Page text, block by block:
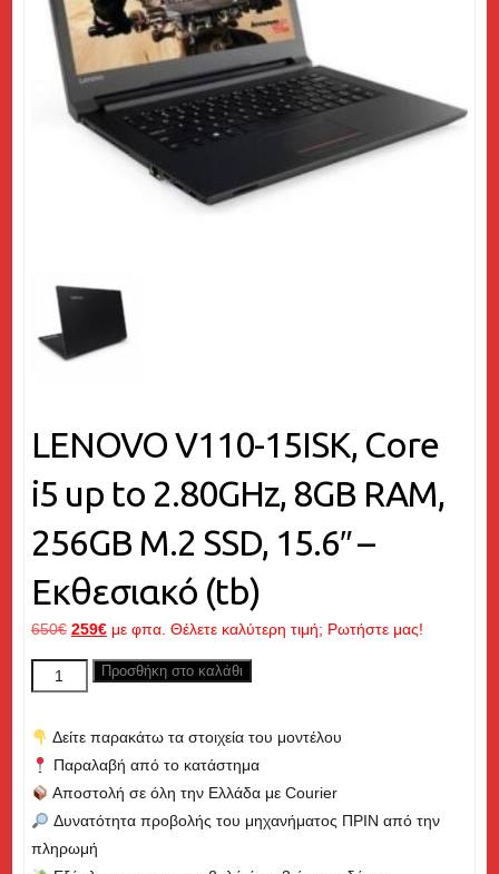
LENOVO V110-15ISK, Core
i5 up to 2.80GHz, 8GB RAM,
256GB M.2 SSD, 15.6″ –
Εκθεσιακό (tb)
650€ Original
price
was:
259€Η
τρέχουσα
τιμή
259€.
με φπα. Θέλετε καλύτερη τιμή; Ρωτήστε μας!
LENOVO
V110-
15ISK,
i5
up
to
2.80GHz,
Προσθήκη στο καλάθι
Δείτε παρακάτω τα στοιχεία του μοντέλου
Παραλαβή από το κατάστημα
Αποστολή σε όλη την Ελλάδα με Courier
Δυνατότητα προβολής του μηχανήματος ΠΡΙΝ από την
πληρωμή